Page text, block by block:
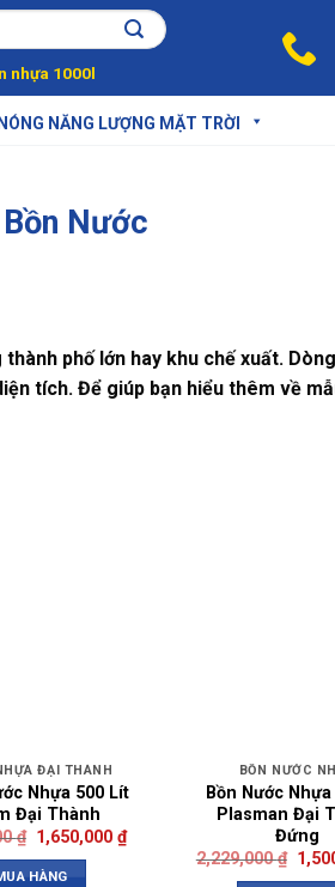
nhựa 1000l
NĂNG LƯỢNG MẶT TRỜI
Nước
phố lớn hay khu chế xuất.
tích. Để giúp bạn hiểu thêm về
ĐẠI THÀNH
Nhựa 500 Lít
Đại Thành
₫ 1,650,000₫
HÀNG
BỒN NƯỚC
Bồn Nước
Plasman Đại
Đứng
2,229,000₫